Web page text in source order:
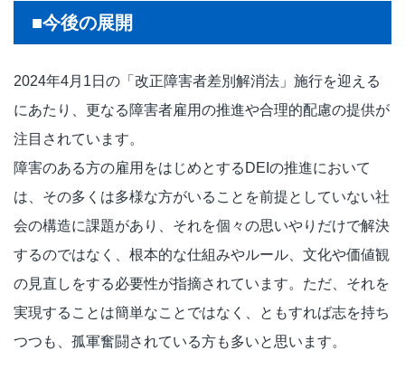
■今後の展開
2024年4月1日の「改正障害者差別解消法」施行を迎える
にあたり、更なる障害者雇用の推進や合理的配慮の提供が
注目されています。
障害のある方の雇用をはじめとするDEIの推進において
は、その多くは多様な方がいることを前提としていない社
会の構造に課題があり、それを個々の思いやりだけで解決
するのではなく、根本的な仕組みやルール、文化や価値観
の見直しをする必要性が指摘されています。ただ、それを
実現することは簡単なことではなく、ともすれば志を持ち
つつも、孤軍奮闘されている方も多いと思います。